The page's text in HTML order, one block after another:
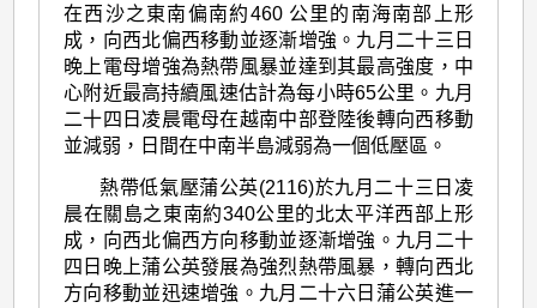
在西沙之東南偏南約460 公里的南海南部上形
成，向西北偏西移動並逐漸增強。九月二十三日
晚上電母增強為熱帶風暴並達到其最高強度，中
心附近最高持續風速估計為每小時65公里。九月
二十四日凌晨電母在越南中部登陸後轉向西移動
並減弱，日間在中南半島減弱為一個低壓區。
熱帶低氣壓蒲公英(2116)於九月二十三日凌
晨在關島之東南約340公里的北太平洋西部上形
成，向西北偏西方向移動並逐漸增強。九月二十
四日晚上蒲公英發展為強烈熱帶風暴，轉向西北
方向移動並迅速增強。九月二十六日蒲公英進一